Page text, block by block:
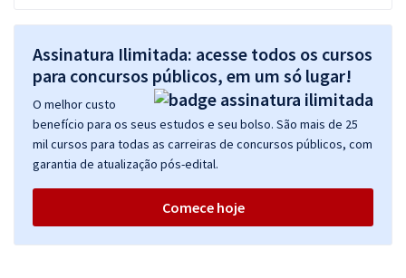
Assinatura Ilimitada: acesse todos os cursos
para concursos públicos, em um só lugar!
O melhor custo
benefício para os seus estudos e seu bolso. São mais de 25
mil cursos para todas as carreiras de concursos públicos, com
garantia de atualização pós-edital.
Comece hoje